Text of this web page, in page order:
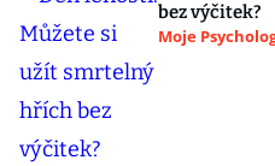
bez výčitek?
Moje